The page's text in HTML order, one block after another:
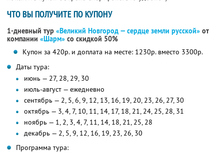
ЧТО ВЫ ПОЛУЧИТЕ ПО КУПОНУ
1-дневный тур «Великий Новгород — сердце земли русской» от
компании «Шарм» со скидкой 50%
Купон за 420р. и доплата на месте: 1230р. вместо 3300р.
Даты тура:
июнь — 27, 28, 29, 30
июль-август — ежедневно
сентябрь — 2, 5, 6, 9, 12, 13, 16, 19, 20, 23, 26, 27, 30
октябрь — 3, 4, 7, 10, 11, 14, 17, 18, 21, 24, 25, 28, 31
ноябрь — 1, 2, 3, 4, 7, 11, 14, 18, 21, 25, 28
декабрь — 2, 5, 9, 12, 16, 19, 23, 26, 30
Программа тура: